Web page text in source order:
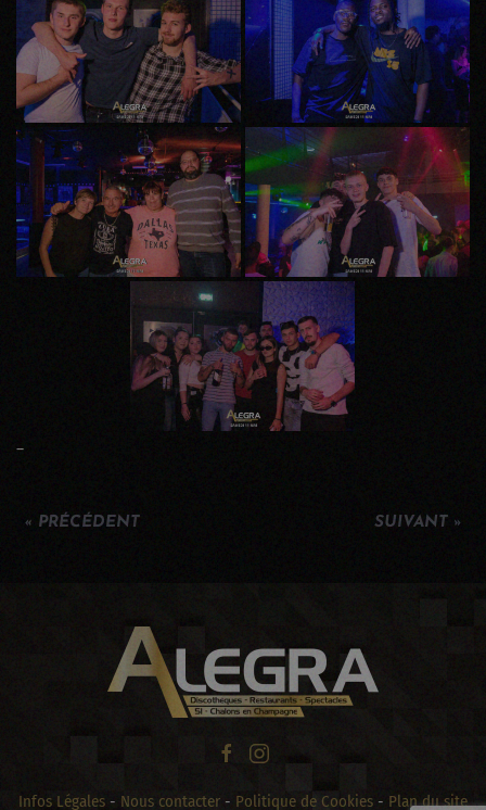
–
« PRÉCÉDENT SUIVANT »
Infos Légales - Nous contacter - Politique de Cookies - Plan du site